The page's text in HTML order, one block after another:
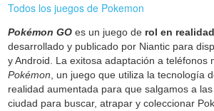
Todos los juegos de Pokemon
Pokémon GO es un juego de rol en
desarrollado y publicado por Niantic para
y Android. La exitosa adaptación a teléfonos
Pokémon , un juego que utiliza la tecnología
realidad aumentada para que salgamos a
ciudad para buscar, atrapar y coleccionar